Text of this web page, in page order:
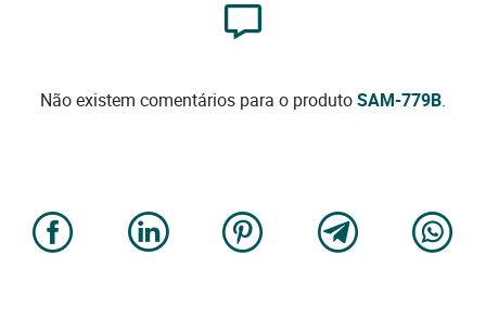
Não existem comentários para o produtoSAM-779B.